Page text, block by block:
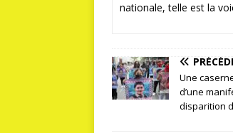
nationale, telle est la
Une
d’une
disparition